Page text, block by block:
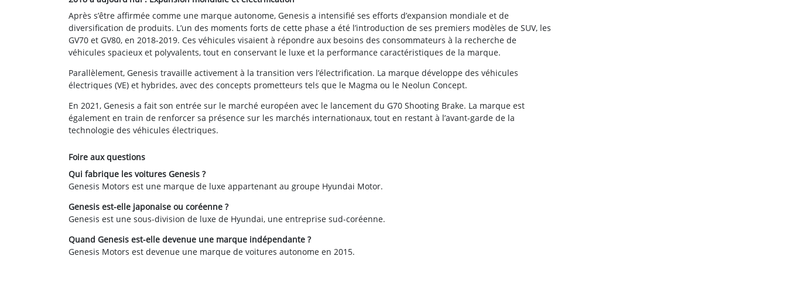
Après s’être affirmée comme une marque autonome, Genesis a intensifié ses efforts d’expansion mondiale et de
diversification de produits. L’un des moments forts de cette phase a été l’introduction de ses premiers modèles de SUV, les
GV70 et GV80, en 2018-2019. Ces véhicules visaient à répondre aux besoins des consommateurs à la recherche de
véhicules spacieux et polyvalents, tout en conservant le luxe et la performance caractéristiques de la marque.
Parallèlement, Genesis travaille activement à la transition vers l’électrification. La marque développe des véhicules
électriques (VE) et hybrides, avec des concepts prometteurs tels que le Magma ou le Neolun Concept.
En 2021, Genesis a fait son entrée sur le marché européen avec le lancement du G70 Shooting Brake. La marque est
également en train de renforcer sa présence sur les marchés internationaux, tout en restant à l’avant-garde de la
technologie des véhicules électriques.
Foire aux questions
Qui fabrique les voitures Genesis ?
Genesis Motors est une marque de luxe appartenant au groupe Hyundai Motor.
Genesis est-elle japonaise ou coréenne ?
Genesis est une sous-division de luxe de Hyundai, une entreprise sud-coréenne.
Quand Genesis est-elle devenue une marque indépendante ?
Genesis Motors est devenue une marque de voitures autonome en 2015.